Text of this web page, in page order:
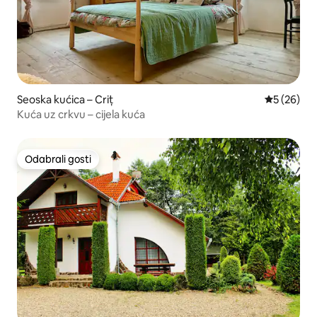
Seoska kućica – Criț Prosječna
5 (26)
Kuća uz crkvu – cijela kuća
Odabrali gosti
Odabrali gosti